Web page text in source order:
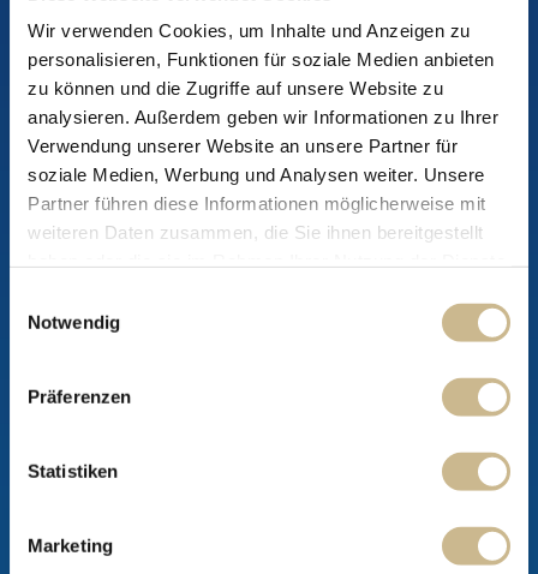
Wir verwenden Cookies, um Inhalte und Anzeigen zu
personalisieren, Funktionen für soziale Medien anbieten
zu können und die Zugriffe auf unsere Website zu
analysieren. Außerdem geben wir Informationen zu Ihrer
Verwendung unserer Website an unsere Partner für
soziale Medien, Werbung und Analysen weiter. Unsere
Partner führen diese Informationen möglicherweise mit
weiteren Daten zusammen, die Sie ihnen bereitgestellt
Notwendig
Präferenzen
Statistiken
Marketing
Zum Produkt
Frucht-Mix